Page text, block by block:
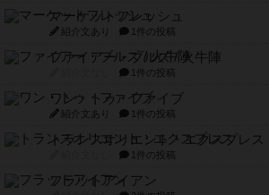
マーケットフレッシュ
紹介文あり 1件の投稿
ファイアー・ブルズ / 火牛陣
1件の投稿
ワン・トゥ・ファイブ
紹介文あり 1件の投稿
トランスオリエント・エクスプレス
1件の投稿
フラットアイアン